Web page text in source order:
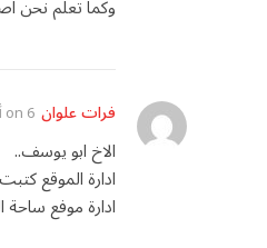
وكما تعلم نحن
فرات علوان 6 أغسطس,2020 6:13 م
الاخ ابو يوسف..
ادارة الموقع
ادارة موفع ساحة